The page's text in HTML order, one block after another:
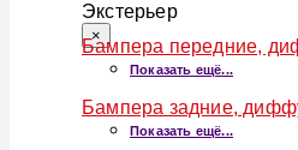
Экстерьер
×
Бампера передние,
Показать ещё...
Бампера задние,
Показать ещё...